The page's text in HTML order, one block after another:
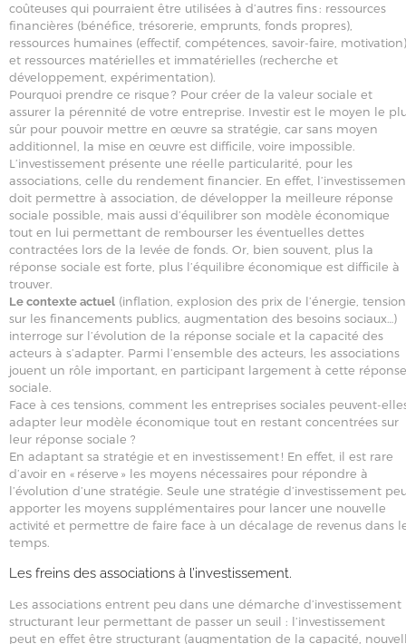
coûteuses qui pourraient être utilisées à d’autres fins : ressources
financières (bénéfice, trésorerie, emprunts, fonds propres),
ressources humaines (effectif, compétences, savoir-faire, motivation)
et ressources matérielles et immatérielles (recherche et
développement, expérimentation).
Pourquoi prendre ce risque ? Pour créer de la valeur sociale et
assurer la pérennité de votre entreprise. Investir est le moyen le
sûr pour pouvoir mettre en œuvre sa stratégie, car sans moyen
additionnel, la mise en œuvre est difficile, voire impossible.
L’investissement présente une réelle particularité, pour les
associations, celle du rendement financier. En effet,
doit permettre à association, de développer la meilleure réponse
sociale possible, mais aussi d’équilibrer son modèle économique
tout en lui permettant de rembourser les éventuelles dettes
contractées lors de la levée de fonds. Or, bien souvent, plus la
réponse sociale est forte, plus l’équilibre économique est difficile à
trouver.
Le contexte actuel (inflation, explosion des prix de l’énergie,
sur les financements publics, augmentation des besoins sociaux…)
interroge sur l’évolution de la réponse sociale et la capacité des
acteurs à s’adapter. Parmi l’ensemble des acteurs, les associations
jouent un rôle important, en participant largement à cette réponse
sociale.
Face à ces tensions, comment les entreprises sociales peuvent-
adapter leur modèle économique tout en restant concentrées sur
leur réponse sociale ?
En adaptant sa stratégie et en investissement ! En effet, il est rare
d’avoir en « réserve » les moyens nécessaires pour répondre à
l’évolution d’une stratégie. Seule une stratégie d’investissement
apporter les moyens supplémentaires pour lancer une nouvelle
activité et permettre de faire face à un décalage de revenus dans
temps.
Les freins des associations à l’investissement.
Les associations entrent peu dans une démarche d’investissement
structurant leur permettant de passer un seuil : l’investissement
peut en effet être structurant (augmentation de la capacité,